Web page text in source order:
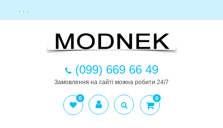
. . .
(099) 669 66 49
Замовлення на сайті можна робити 24/7
0 0